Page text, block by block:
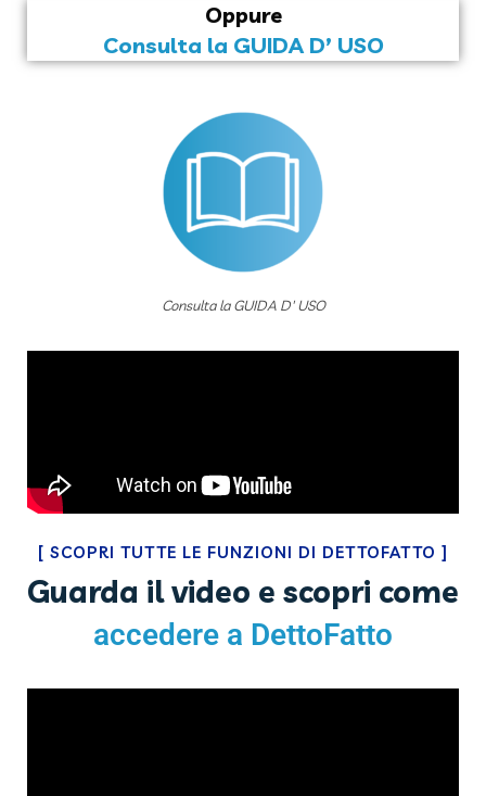
Oppure
Consulta la GUIDA D’ USO
Consulta la GUIDA D' USO
[ SCOPRI TUTTE LE FUNZIONI DI DETTOFATTO ]
Guarda il video e scopri come
accedere a DettoFatto